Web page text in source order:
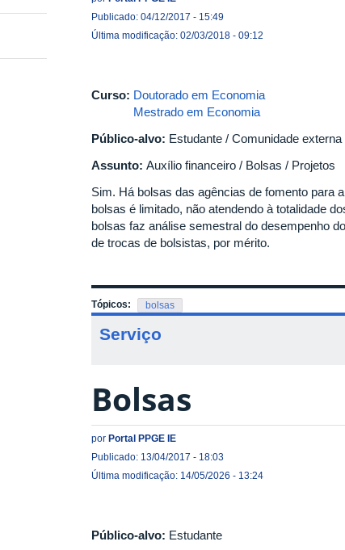
Publicado: 04/12/2017 - 15:49
Última modificação: 02/03/2018 - 09:12
Curso: Doutorado em Economia
Mestrado em Economia
Público-alvo: Estudante / Comunidade externa
Assunto: Auxílio financeiro / Bolsas / Projetos
Sim. Há bolsas das agências de fomento para
bolsas é limitado, não atendendo à totalidade
bolsas faz análise semestral do desempenho
de trocas de bolsistas, por mérito.
Tópicos: bolsas
Serviço
Bolsas
por Portal PPGE IE
Publicado: 13/04/2017 - 18:03
Última modificação: 14/05/2026 - 13:24
Público-alvo: Estudante